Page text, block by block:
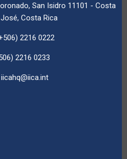
San Isidro 11101 - Costa
Costa Rica
2216 0222
2216 0233
iicahq@iica.int